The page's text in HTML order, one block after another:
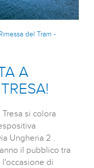
del Tram -
A
si colora
Ungheria 2 .
il pubblico tra
di